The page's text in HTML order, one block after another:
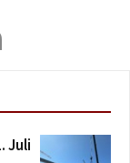
Juli